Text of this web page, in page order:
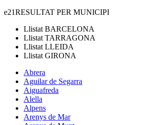
e21RESULTAT PER MUNICIPI
Llistat BARCELONA
Llistat TARRAGONA
Llistat LLEIDA
Llistat GIRONA
Abrera
Aguilar de Segarra
Aiguafreda
Alella
Alpens
Arenys de Mar